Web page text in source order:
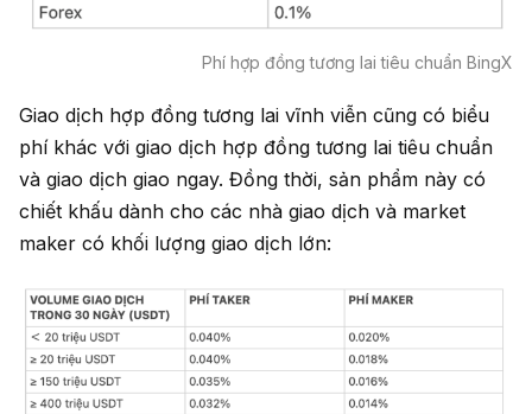
Phí hợp đồng tương lai tiêu chuẩn BingX
Giao dịch hợp đồng tương lai vĩnh viễn cũng có biểu
phí khác với giao dịch hợp đồng tương lai tiêu chuẩn
và giao dịch giao ngay. Đồng thời, sản phẩm này có
chiết khấu dành cho các nhà giao dịch và market
maker có khối lượng giao dịch lớn: